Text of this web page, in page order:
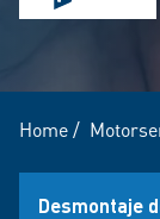
Home/
Desmontaje